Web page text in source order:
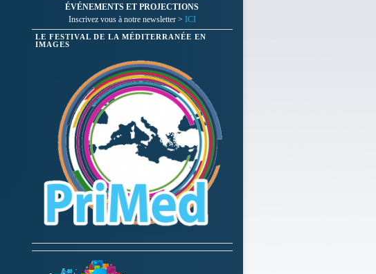
ÉVÉNEMENTS ET PROJECTIONS
Inscrivez vous à notre newsletter > ICI
LE FESTIVAL DE LA MÉDITERRANÉE EN
IMAGES